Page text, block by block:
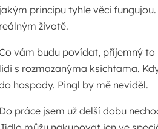
jakým principu tyhle věci
reálným životě.
vám budu povídat, příjemný
lidi s rozmazanýma ksichtama.
hospody. Pingl by mě neviděl.
Do práce jsem už delší dobu